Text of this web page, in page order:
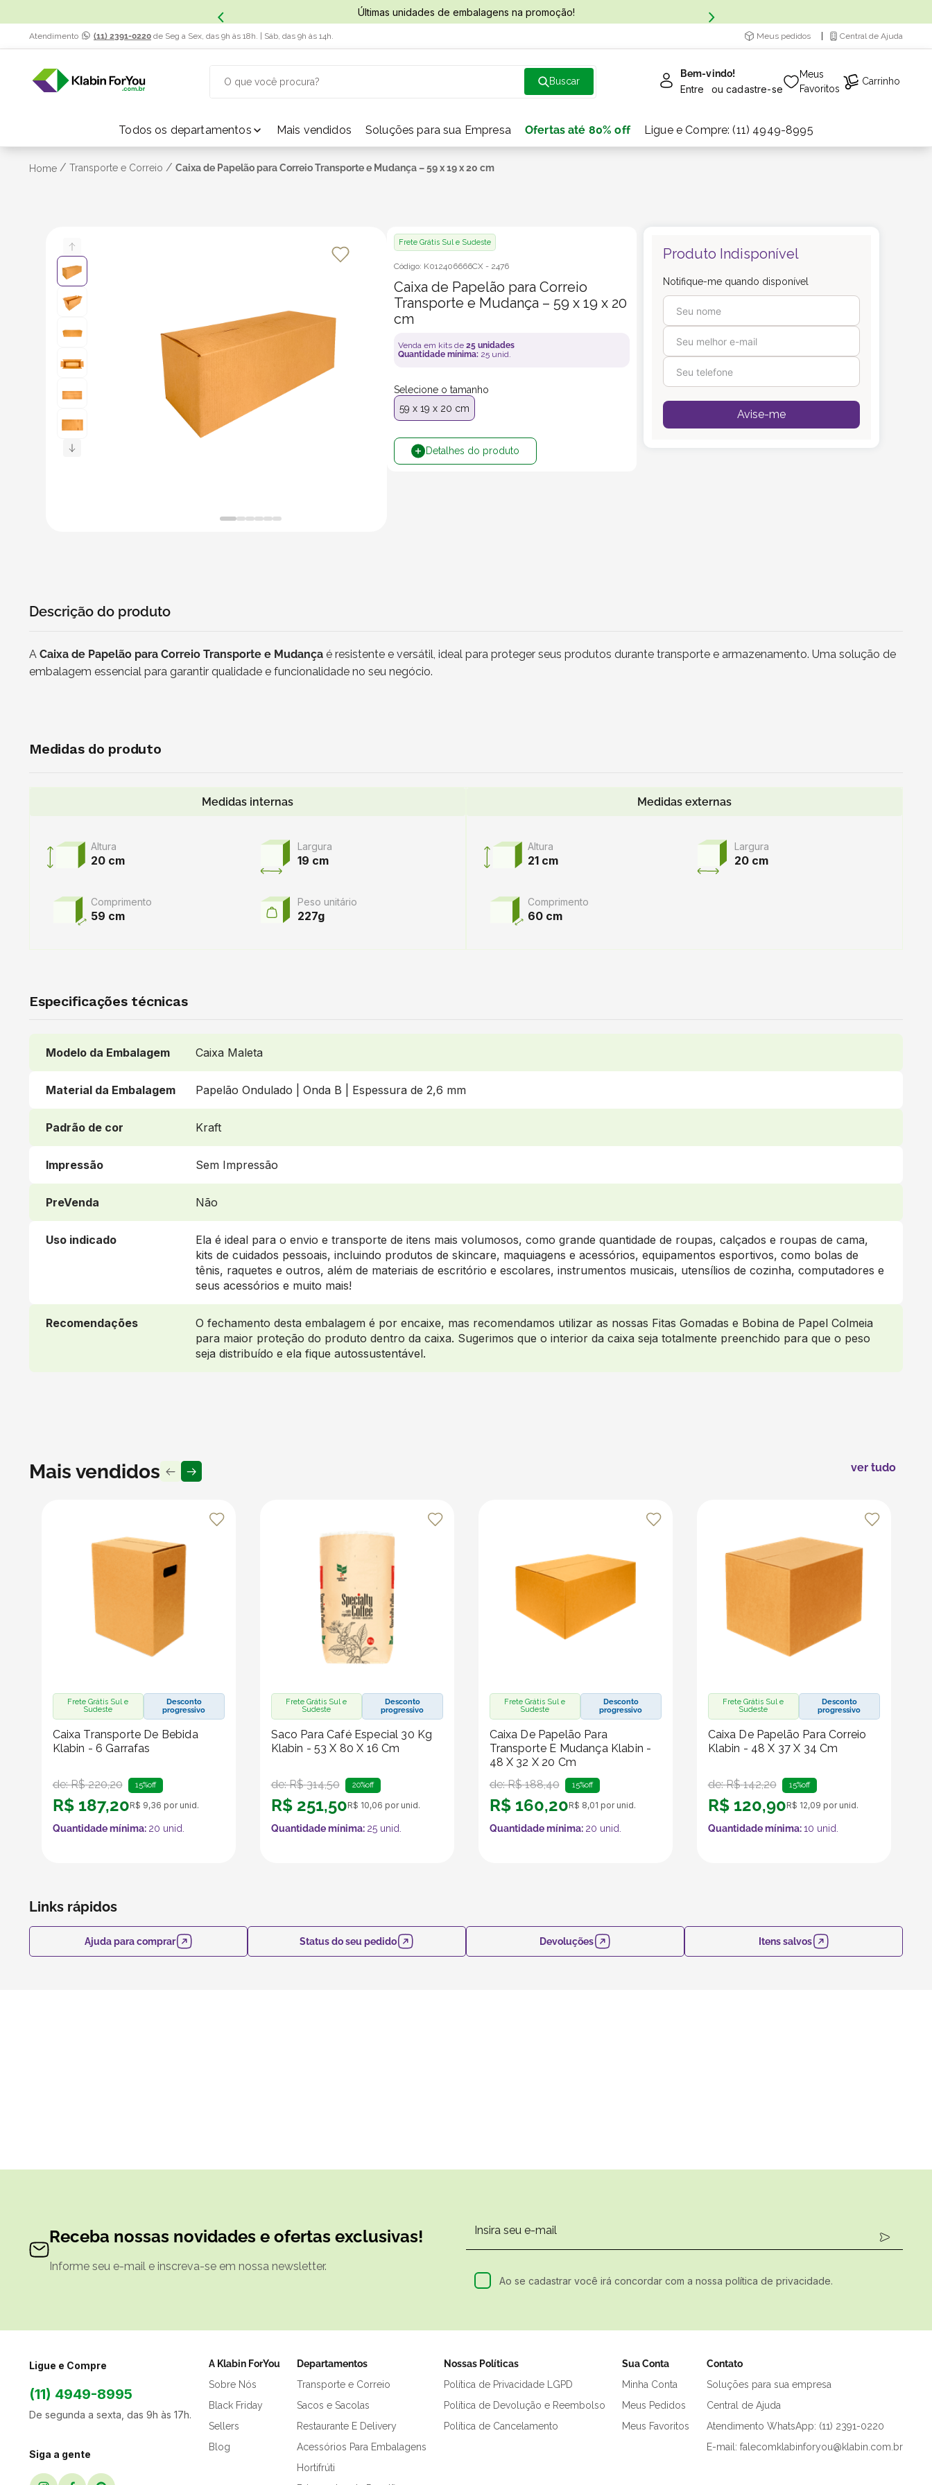
Últimas unidades de embalagens na promoção!
Atendimento (11) 2391-0220 de Seg a Sex, das 9h às 18h. | Sáb, das 9h às 14h. Meus pedidos Central de Ajuda
Bem-vindo!
Entre ou cadastre-se
Meus
Favoritos
Carrinho
Todos os departamentos Mais vendidos Soluções para sua Empresa Ofertas até 80% off Ligue e Compre: (11) 4949-8995
Home / Transporte e Correio / Caixa de Papelão para Correio Transporte e Mudança – 59 x 19 x 20 cm
Frete Grátis Sul e Sudeste
Código: K012406666CX - 2476
Caixa de Papelão para Correio
Transporte e Mudança – 59 x 19 x 20
cm
Venda em kits de 25 unidades
Quantidade mínima: 25 unid.
Selecione o tamanho
59 x 19 x 20 cm
Detalhes do produto
Produto Indisponível
Notifique-me quando disponível
Avise-me
Descrição do produto
A Caixa de Papelão para Correio Transporte e Mudança é resistente e versátil, ideal para proteger seus produtos durante transporte e armazenamento. Uma solução de
embalagem essencial para garantir qualidade e funcionalidade no seu negócio.
Medidas do produto
Medidas internas
Altura
20 cm
Largura
19 cm
Comprimento
59 cm
Peso unitário
227g
Medidas externas
Altura
21 cm
Largura
20 cm
Comprimento
60 cm
Especificações técnicas
Modelo da Embalagem Caixa Maleta
Material da Embalagem Papelão Ondulado | Onda B | Espessura de 2,6 mm
Padrão de cor Kraft
Impressão Sem Impressão
PreVenda Não
Uso indicado
Ela é ideal para o envio e transporte de itens mais volumosos, como grande quantidade de roupas, calçados e roupas de cama,
kits de cuidados pessoais, incluindo produtos de skincare, maquiagens e acessórios, equipamentos esportivos, como bolas de
tênis, raquetes e outros, além de materiais de escritório e escolares, instrumentos musicais, utensílios de cozinha, computadores e
seus acessórios e muito mais!
Recomendações
O fechamento desta embalagem é por encaixe, mas recomendamos utilizar as nossas Fitas Gomadas e Bobina de Papel Colmeia
para maior proteção do produto dentro da caixa. Sugerimos que o interior da caixa seja totalmente preenchido para que o peso
seja distribuído e ela fique autossustentável.
Frete Grátis Sul e
Sudeste
Desconto
progressivo
Caixa Transporte De Bebida
Klabin - 6 Garrafas
de:R$ 220,20 15%off
R$ 187,20R$ 9,36 por unid.
Quantidade mínima: 20 unid.
Frete Grátis Sul e
Sudeste
Desconto
progressivo
Saco Para Café Especial 30 Kg
Klabin - 53 X 80 X 16 Cm
de:R$ 314,50 20%off
R$ 251,50R$ 10,06 por unid.
Quantidade mínima: 25unid.
Frete Grátis Sul e
Sudeste
Desconto
progressivo
Caixa De Papelão Para
Transporte E Mudança Klabin -
48 X 32 X 20 Cm
de:R$ 188,40 15%off
R$ 160,20R$ 8,01 por unid.
Quantidade mínima: 20 unid.
Frete Grátis Sul e
Sudeste
Desconto
progressivo
Caixa De Papelão Para Correio
Klabin - 48 X 37 X 34 Cm
de:R$ 142,20 15%off
R$ 120,90R$ 12,09 por unid.
Quantidade mínima:10 unid.
Mais vendidos ver tudo
Links rápidos
Ajuda para comprar Status do seu pedido Devoluções Itens salvos
Receba nossas novidades e ofertas exclusivas!
Informe seu e-mail e inscreva-se em nossa newsletter.
Ao se cadastrar você irá concordar com a nossa política de privacidade.
Ligue e Compre
(11) 4949-8995
De segunda a sexta, das 9h às 17h.
Siga a gente
A Klabin ForYou
Sobre Nós
Black Friday
Sellers
Blog
Departamentos
Transporte e Correio
Sacos e Sacolas
Restaurante E Delivery
Acessórios Para Embalagens
Hortifrúti
Nossas Políticas
Política de Privacidade LGPD
Política de Devolução e Reembolso
Política de Cancelamento
Sua Conta
Minha Conta
Meus Pedidos
Meus Favoritos
Contato
Soluções para sua empresa
Central de Ajuda
Atendimento WhatsApp: (11) 2391-0220
E-mail: falecomklabinforyou@klabin.com.br
TERMOS MAIS BUSCADOS
1º caixa papelão
café
papel semente